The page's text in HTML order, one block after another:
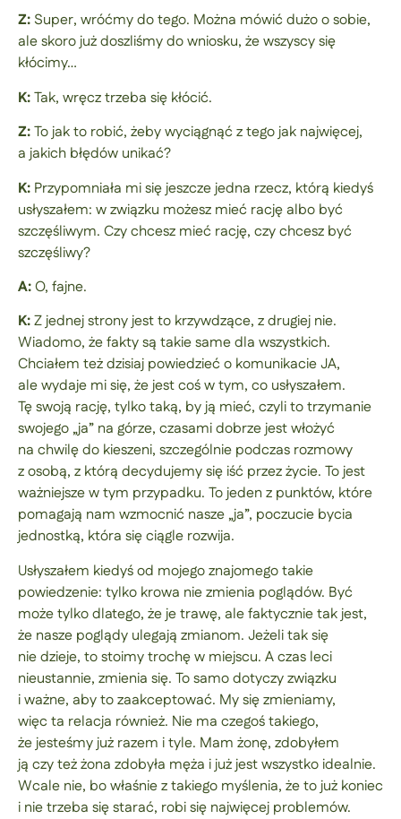
Z: Super, wróćmy do tego. Można mówić dużo o sobie,
ale skoro już doszliśmy do wniosku, że wszyscy się
kłócimy…
K:Tak, wręcz trzeba się kłócić.
Z:To jak to robić, żeby wyciągnąć z tego jak najwięcej,
a jakich błędów unikać?
K: Przypomniała mi się jeszcze jedna rzecz, którą kiedyś
usłyszałem: w związku możesz mieć rację albo być
szczęśliwym. Czy chcesz mieć rację, czy chcesz być
szczęśliwy?
A:O, fajne.
K:Z jednej strony jest to krzywdzące, z drugiej nie.
Wiadomo, że fakty są takie same dla wszystkich.
Chciałem też dzisiaj powiedzieć o komunikacie JA,
ale wydaje mi się, że jest coś w tym, co usłyszałem.
Tę swoją rację, tylko taką, by ją mieć, czyli to trzymanie
swojego „ja” na górze, czasami dobrze jest włożyć
na chwilę do kieszeni, szczególnie podczas rozmowy
z osobą, z którą decydujemy się iść przez życie. To jest
ważniejsze w tym przypadku. To jeden z punktów, które
pomagają nam wzmocnić nasze „ja”, poczucie bycia
jednostką, która się ciągle rozwija.
Usłyszałem kiedyś od mojego znajomego takie
powiedzenie: tylko krowa nie zmienia poglądów. Być
może tylko dlatego, że je trawę, ale faktycznie tak jest,
że nasze poglądy ulegają zmianom. Jeżeli tak się
nie dzieje, to stoimy trochę w miejscu. A czas leci
nieustannie, zmienia się. To samo dotyczy związku
i ważne, aby to zaakceptować. My się zmieniamy,
więc ta relacja również. Nie ma czegoś takiego,
że jesteśmy już razem i tyle. Mam żonę, zdobyłem
ją czy też żona zdobyła męża i już jest wszystko idealnie.
Wcale nie, bo właśnie z takiego myślenia, że to już koniec
i nie trzeba się starać, robi się najwięcej problemów.